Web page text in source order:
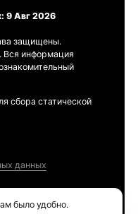
9 Авг 2026
защищены.
Вся информация
сбора статической
данных
было удобно.